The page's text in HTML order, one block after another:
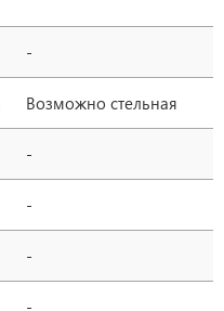
-
Возможно стельная
-
-
-
-